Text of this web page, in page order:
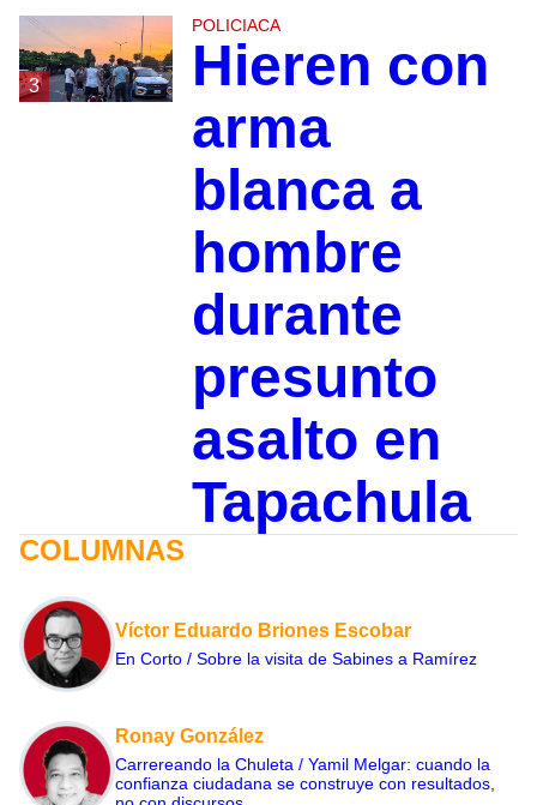
3
POLICIACA
Hieren con
arma
blanca a
hombre
durante
presunto
asalto en
Tapachula
COLUMNAS
Víctor Eduardo Briones Escobar
En Corto / Sobre la visita de Sabines a Ramírez
Ronay González
Carrereando la Chuleta / Yamil Melgar: cuando la
confianza ciudadana se construye con resultados,